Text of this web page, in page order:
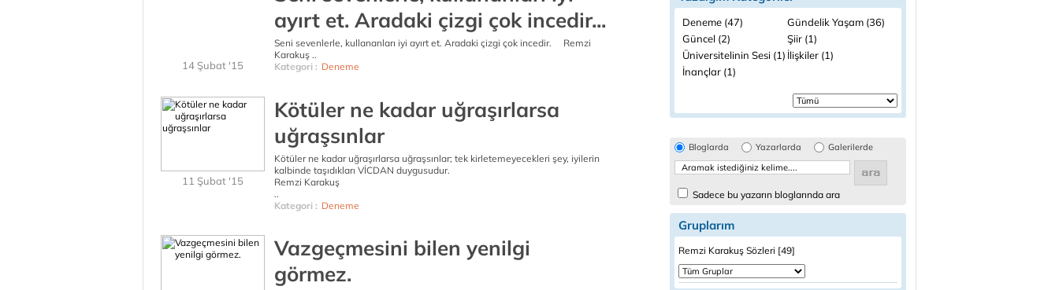
14 Şubat '15
ayırt et. Aradaki çizgi çok incedir...
Seni sevenlerle, kullananları iyi ayırt et. Aradaki çizgi çok incedir. Remzi
Karakuş ..
Kategori : Deneme
11 Şubat '15
Kötüler ne kadar uğraşırlarsa
uğraşsınlar
Kötüler ne kadar uğraşırlarsa uğraşsınlar; tek kirletemeyecekleri şey, iyilerin
kalbinde taşıdıkları VİCDAN duygusudur.
Remzi Karakuş
..
Kategori : Deneme
Vazgeçmesini bilen yenilgi
görmez.
Deneme (47)
Gündelik Yaşam (36)
Güncel (2)
Şiir (1)
Üniversitelinin Sesi (1) İlişkiler (1)
İnançlar (1)
Bloglarda Yazarlarda Galerilerde
Sadece bu yazarın bloglarında ara
Gruplarım
Remzi Karakuş Sözleri [49]